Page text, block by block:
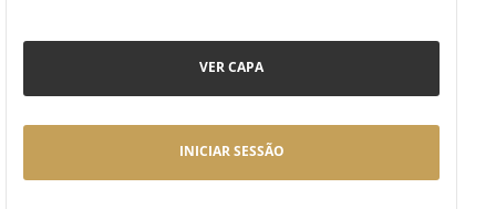
VER CAPA
INICIAR SESSÃO